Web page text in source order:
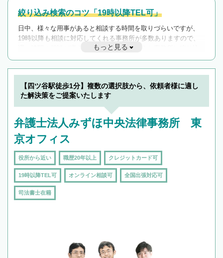
絞り込み検索のコツ「19時以降TEL可」
日中、様々な用事があると相談する時間を取りづらいですが、
19時以降も相談に対応してくれる事務所が多数ありますので、
遅い時間の相談が増えそうな場合はそのような事務所に絞り込
んで検索してみましょう。
19時以降TEL可の条件
を加えて再検索
もっと見る
【四ツ谷駅徒歩1分】複数の選択肢から、依頼者様に適し
た解決策をご提案いたします
弁護士法人みずほ中央法律事務所 東
京オフィス
役所から近い 職歴20年以上 クレジットカード可
19時以降TEL可 オンライン相談可 全国出張対応可
司法書士在籍